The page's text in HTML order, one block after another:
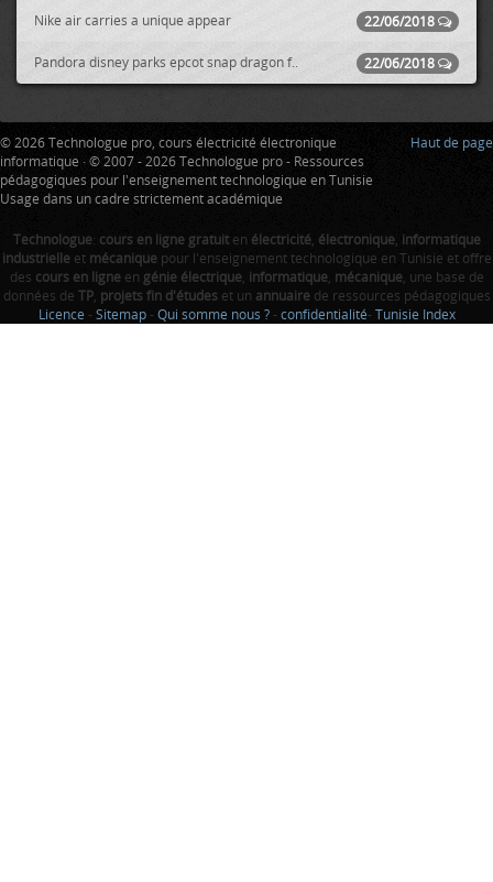
22/06/2018
Nike air carries a unique appear
22/06/2018
Pandora disney parks epcot snap dragon f..
Haut de page
© 2026 Technologue pro, cours électricité électronique
informatique · © 2007 - 2026 Technologue pro - Ressources
pédagogiques pour l'enseignement technologique en Tunisie
Usage dans un cadre strictement académique
Technologue: cours en ligne gratuiten électricité, électronique, informatique
industrielleet mécaniquepour l'enseignement technologique en Tunisie et offre
des cours en ligneen génie électrique, informatique, mécanique, une base de
données de TP, projets fin d'étudeset un annuairede ressources pédagogiques
Licence - Sitemap - Qui somme nous ? - confidentialité- Tunisie Index